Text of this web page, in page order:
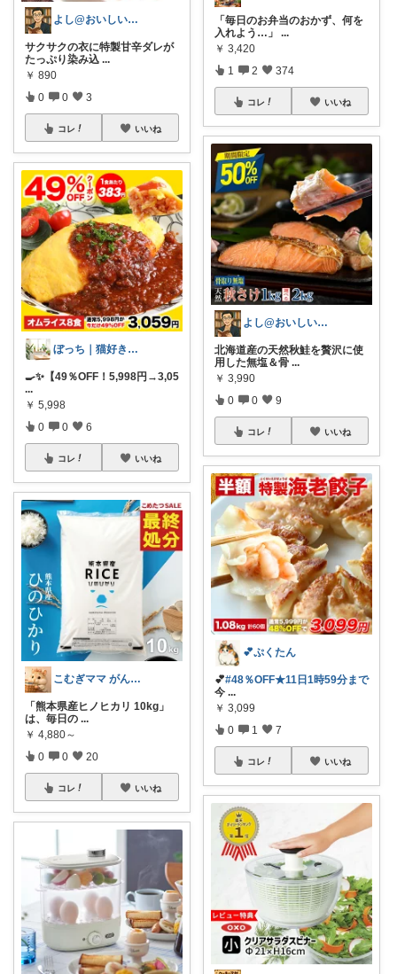
よし@おいしいもの大好き
サクサクの衣に特製甘辛ダレが
たっぷり染み込 ...
￥ 890
0 0 3
コレ いいね
ぼっち｜猫好き57歳主婦の健康ライフ
🍳✨【49％OFF！5,998円→3,05
...
￥ 5,998
0 0 6
コレ いいね
こむぎママ がんばりすぎるママを救う
「熊本県産ヒノヒカリ 10kg」
は、毎日の ...
￥ 4,880～
0 0 20
コレ いいね
「毎日のお弁当のおかず、何を
入れよう…」 ...
￥ 3,420
1 2 374
コレ いいね
よし@おいしいもの大好き
北海道産の天然秋鮭を贅沢に使
用した無塩＆骨 ...
￥ 3,990
0 0 9
コレ いいね
💕ぷくたん
💕#48％OFF★11日1時59分まで
今 ...
￥ 3,099
0 1 7
コレ いいね